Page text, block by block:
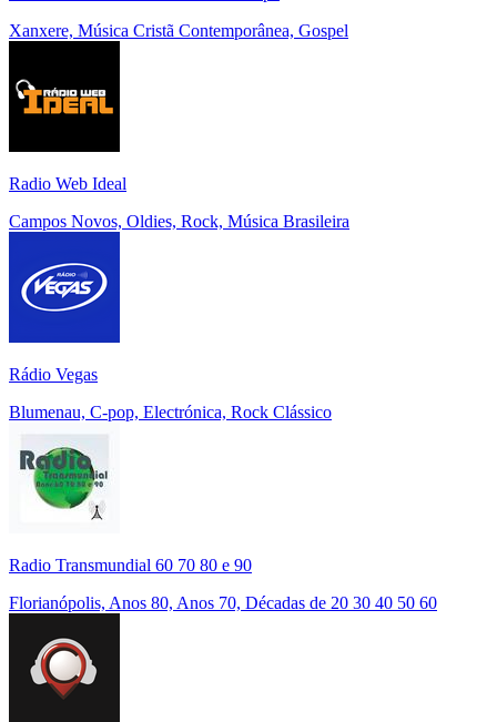
Xanxere, Música Cristã Contemporânea, Gospel
Radio Web Ideal
Campos Novos, Oldies, Rock, Música Brasileira
Rádio Vegas
Blumenau, C-pop, Electrónica, Rock Clássico
Radio Transmundial 60 70 80 e 90
Florianópolis, Anos 80, Anos 70, Décadas de 20 30 40 50 60